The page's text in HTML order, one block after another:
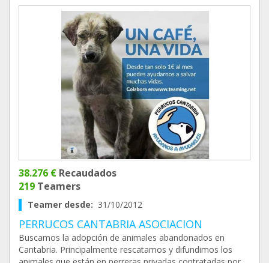
38.276 € Recaudados
219 Teamers
Teamer desde: 31/10/2012
PERRUCOS CANTABRIA ASOCIACION
Buscamos la adopción de animales abandonados en
Cantabria. Principalmente rescatamos y difundimos los